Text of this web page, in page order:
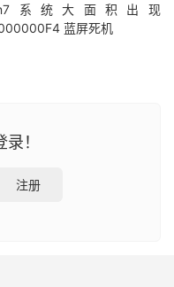
系统大面积出现
蓝屏死机
！
注册